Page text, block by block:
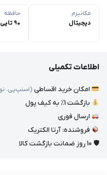
مکانیزم
دیجیتال
حافظه
90 تایی
اطلاعات تکمیلی
امکان خرید اقساطی (اسنپ‌پی،
بازگشت 1٪ به کیف پول
ارسال فوری
فروشنده: آرتا الکتریک
🛡 10 روز ضمانت بازگشت کالا